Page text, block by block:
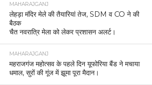
MAHARAJGANJ
लेहड़ा मंदिर मेले की तैयारियां तेज, SDM व CO ने की
बैठक
चैत नवरात्रि मेला को लेकर प्रशासन अलर्ट।
MAHARAJGANJ
महराजगंज महोत्सव के पहले दिन यूफोरिया बैंड ने मचाया
धमाल, सुरों की गूंज में झूमा पूरा मैदान।